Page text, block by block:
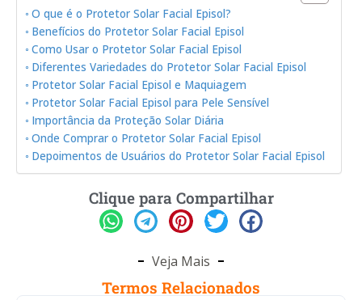
O que é o Protetor Solar Facial Episol?
Benefícios do Protetor Solar Facial Episol
Como Usar o Protetor Solar Facial Episol
Diferentes Variedades do Protetor Solar Facial Episol
Protetor Solar Facial Episol e Maquiagem
Protetor Solar Facial Episol para Pele Sensível
Importância da Proteção Solar Diária
Onde Comprar o Protetor Solar Facial Episol
Depoimentos de Usuários do Protetor Solar Facial Episol
Clique para Compartilhar
Veja Mais
Termos Relacionados